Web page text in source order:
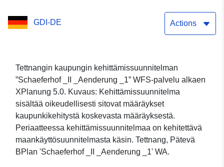
GDI-DE Actions
Tettnangin kaupungin kehittämissuunnitelman
”Schaeferhof _II _Aenderung _1” WFS-palvelu alkaen
XPlanung 5.0. Kuvaus: Kehittämissuunnitelma
sisältää oikeudellisesti sitovat määräykset
kaupunkikehitystä koskevasta määräyksestä.
Periaatteessa kehittämissuunnitelmaa on kehitettävä
maankäyttösuunnitelmasta käsin. Tettnang, Pätevä
BPlan 'Schaeferhof _II _Aenderung _1' WA.